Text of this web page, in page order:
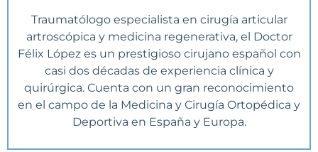
Traumatólogo especialista en cirugía articular
artroscópica y medicina regenerativa, el Doctor
Félix López es un prestigioso cirujano español con
casi dos décadas de experiencia clínica y
quirúrgica. Cuenta con un gran reconocimiento
en el campo de la Medicina y Cirugía Ortopédica y
Deportiva en España y Europa.